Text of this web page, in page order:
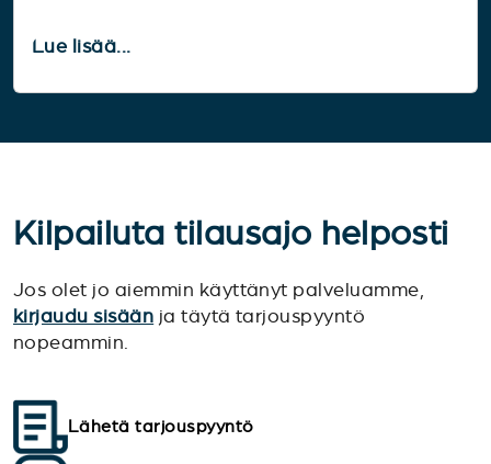
Lue lisää...
Kilpailuta tilausajo helposti
Jos olet jo aiemmin käyttänyt palveluamme,
kirjaudu sisään ja täytä tarjouspyyntö
nopeammin.
Lähetä tarjouspyyntö